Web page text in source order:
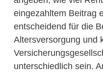
eingezahltem Beitrag
entscheidend für die
Altersversorgung und
unterschiedlich sein.